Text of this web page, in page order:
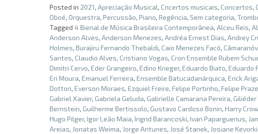
Posted in 2021, Apreciação Musical, Cncertos musicais, Concertos,
Oboé, Orquestra, Percussão, Piano, Regência, Sem categoria,
Tagged 4 Bienal de Música Brasileira Contemporânea, Alceu Reis,
Anderson Alves, Anderson Menezes, Andréa Ernest Dias, Andrey
Holmes, Burajiru Fernando Thebaldi, Caio Menezes Facó,
Santos, Claudio Alves, Cristiano Vogas, Cron Ensemble Rubem
Dimitri Cervo, Eder Grangeiro, Edino Krieger, Eduardo Biato, Eduardo
Eri Moura, Emanuel Ferreira, Ensemble Batucadanárquica, Erick
Dottori, Everson Moraes, Ezquiel Freire, Felipe Portinho, Felipe
Gabriel Xavier, Gabriela Geluda, Gabrielle Camarana Pereira,
Bernstein, Guilherme Bertissolo, Gustavo Cardoso Bonin, Harry
Hugo Pilger, Igor Leão Maia, Ingrid Barancoski, Ivan Paparguerius,
Areias, Jonatas Weima, Jorge Antunes, José Stanek, Josiane